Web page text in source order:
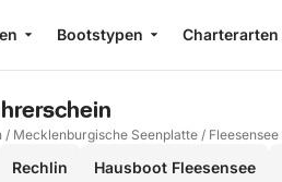
Bootstypen Charterarten
/ Mecklenburgische Seenplatte / Fleesensee
Rechlin Hausboot Fleesensee